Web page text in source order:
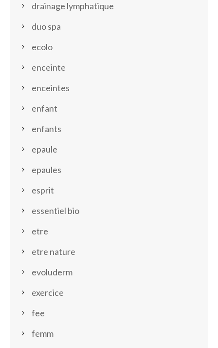
drainage lymphatique
duo spa
ecolo
enceinte
enceintes
enfant
enfants
epaule
epaules
esprit
essentiel bio
etre
etre nature
evoluderm
exercice
fee
femm